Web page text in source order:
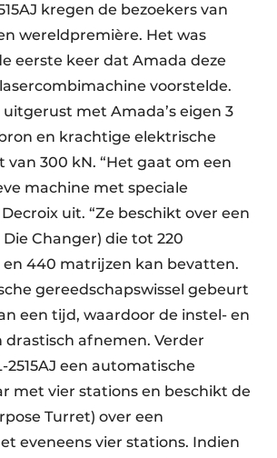
kregen de bezoekers van
wereldpremière. Het was
eerste keer dat Amada deze
voorstelde.
uitgerust met Amada’s eigen 3
en krachtige elektrische
van 300 kN. “Het gaat om een
machine met speciale
uit. “Ze beschikt over een
Die Changer) die tot 220
en 440 matrijzen kan bevatten.
gereedschapswissel gebeurt
een tijd, waardoor de instel- en
afnemen. Verder
2515AJ een automatische
met vier stations en beschikt de
Turret) over een
eveneens vier stations. Indien